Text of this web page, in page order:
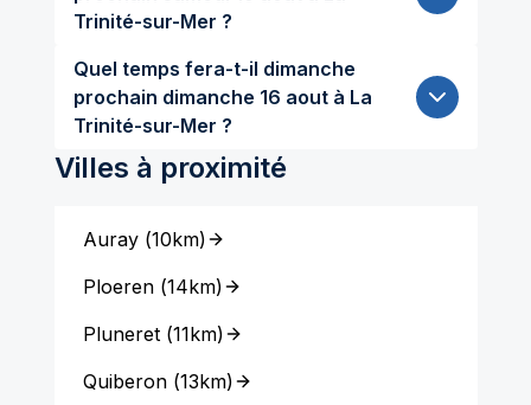
Trinité-sur-Mer ?
Quel temps fera-t-il dimanche
prochain dimanche 16 aout à La
Trinité-sur-Mer ?
Villes à proximité
Auray(10km)
Ploeren(14km)
Pluneret(11km)
Quiberon(13km)